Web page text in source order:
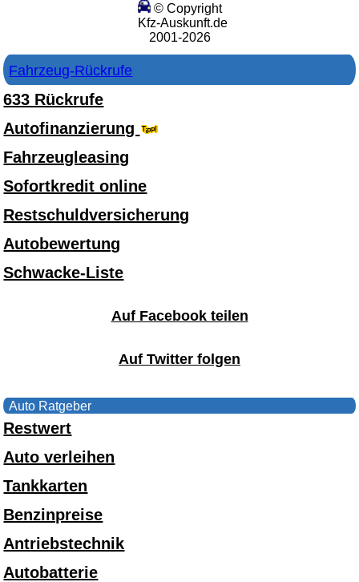
© Copyright
Kfz-Auskunft.de
2001-2026
Fahrzeug-Rückrufe
633 Rückrufe
Autofinanzierung
Fahrzeugleasing
Sofortkredit online
Restschuldversicherung
Autobewertung
Schwacke-Liste
Auf Facebook teilen
Auf Twitter folgen
Auto Ratgeber
Restwert
Auto verleihen
Tankkarten
Benzinpreise
Antriebstechnik
Autobatterie